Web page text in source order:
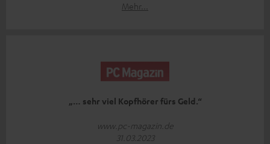
Mehr...
„… sehr viel Kopfhörer fürs Geld.“
www.pc-magazin.de
31.03.2023